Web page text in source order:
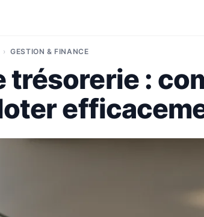
GESTION & FINANCE
trésorerie :